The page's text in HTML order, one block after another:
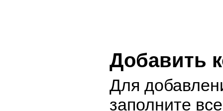
Добавить
Для
заполните